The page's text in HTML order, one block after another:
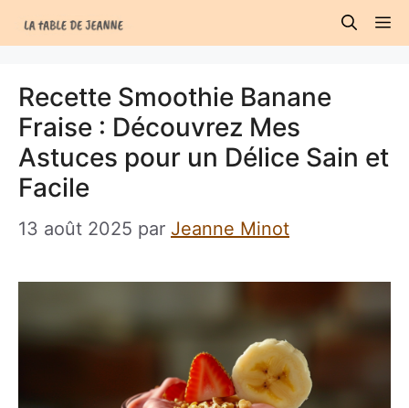
au
Recette Smoothie Banane
Fraise : Découvrez Mes
Astuces pour un Délice Sain et
Facile
13 août 2025 par Jeanne Minot